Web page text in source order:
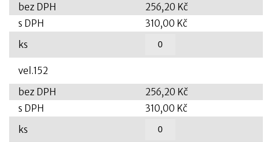
bez DPH
256,20 Kč
s DPH
310,00 Kč
ks
vel.152
bez DPH
256,20 Kč
s DPH
310,00 Kč
ks